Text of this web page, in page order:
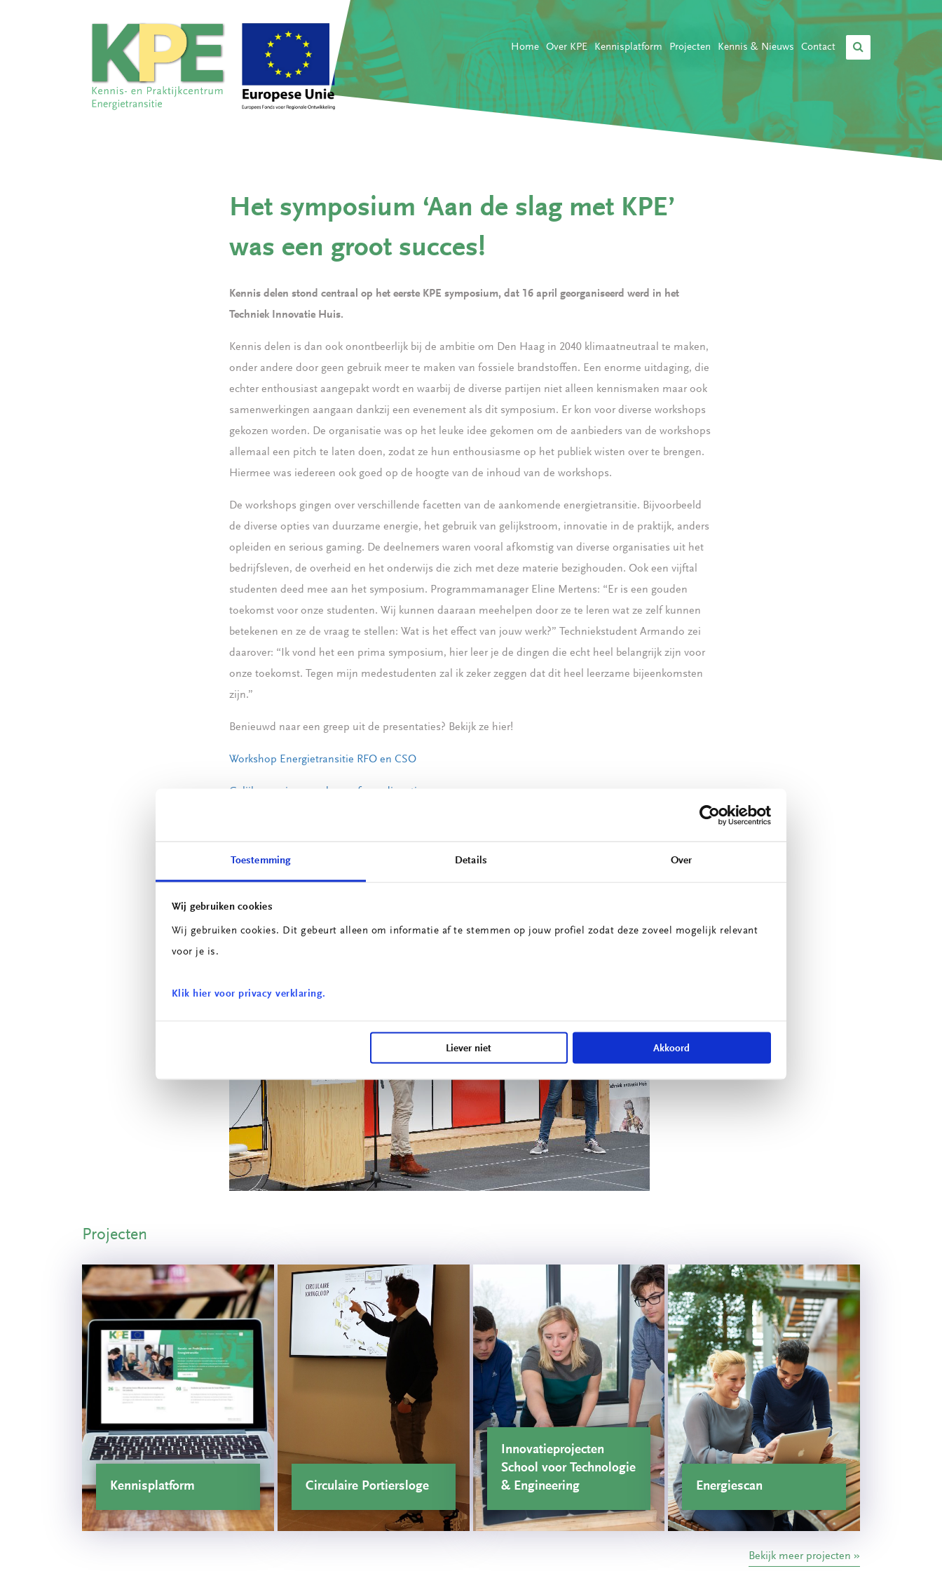
Toestemming Details Over
Wij gebruiken cookies
Wij gebruiken cookies. Dit gebeurt alleen om informatie af te stemmen op jouw profiel zodat deze zoveel mogelijk relevant
voor je is.
Klik hier voor privacy verklaring.
Liever niet Akkoord
Home Over KPE Kennisplatform Projecten Kennis & Nieuws Contact
Het symposium ‘Aan de slag met KPE’
was een groot succes!
Kennis delen stond centraal op het eerste KPE symposium, dat 16 april georganiseerd werd in het
Techniek Innovatie Huis.
Kennis delen is dan ook onontbeerlijk bij de ambitie om Den Haag in 2040 klimaatneutraal te maken,
onder andere door geen gebruik meer te maken van fossiele brandstoffen. Een enorme uitdaging, die
echter enthousiast aangepakt wordt en waarbij de diverse partijen niet alleen kennismaken maar ook
samenwerkingen aangaan dankzij een evenement als dit symposium. Er kon voor diverse workshops
gekozen worden. De organisatie was op het leuke idee gekomen om de aanbieders van de workshops
allemaal een pitch te laten doen, zodat ze hun enthousiasme op het publiek wisten over te brengen.
Hiermee was iedereen ook goed op de hoogte van de inhoud van de workshops.
​De workshops gingen over verschillende facetten van de aankomende energietransitie. Bijvoorbeeld
de diverse opties van duurzame energie, het gebruik van gelijkstroom, innovatie in de praktijk, anders
opleiden en serious gaming. De deelnemers waren vooral afkomstig van diverse organisaties uit het
bedrijfsleven, de overheid en het onderwijs die zich met deze materie bezighouden. Ook een vijftal
studenten deed mee aan het symposium. Programmamanager Eline Mertens: “Er is een gouden
toekomst voor onze studenten. Wij kunnen daaraan meehelpen door ze te leren wat ze zelf kunnen
betekenen en ze de vraag te stellen: Wat is het effect van jouw werk?” Techniekstudent Armando zei
daarover: “Ik vond het een prima symposium, hier leer je de dingen die echt heel belangrijk zijn voor
onze toekomst. Tegen mijn medestudenten zal ik zeker zeggen dat dit heel leerzame bijeenkomsten
zijn.”
Benieuwd naar een greep uit de presentaties? Bekijk ze hier!
Workshop Energietransitie RFO en CSO
Gelijkspanning, een hype of een dingetje
https://installationinsights.com/
Projecten
Kennisplatform Circulaire Portiersloge
Innovatieprojecten
School voor Technologie
& Engineering
Energiescan
Bekijk meer projecten